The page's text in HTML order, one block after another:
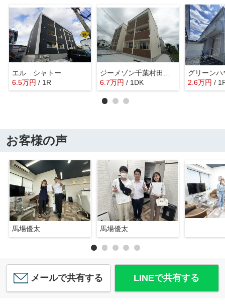
エル シャトー
6.5万円 / 1R
6.7万円 / 1DK
グリーンハ
2.6万円 /
お客様の声
馬場優太 馬場優太
メールで共有する LINEで共有する